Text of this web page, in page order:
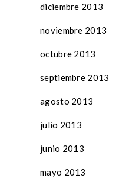
diciembre 2013
noviembre 2013
octubre 2013
septiembre 2013
agosto 2013
julio 2013
junio 2013
mayo 2013